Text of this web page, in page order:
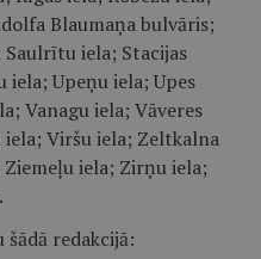
Blaumaņa bulvāris;
Saulrītu iela; Stacijas
Upeņu iela; Upes
Vanagu iela; Vāveres
Viršu iela; Zeltkalna
iela; Zirņu iela;
redakcijā: